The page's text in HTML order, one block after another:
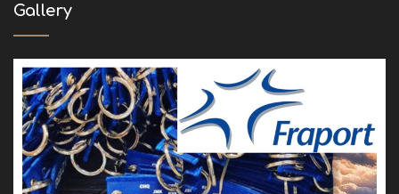
Gallery